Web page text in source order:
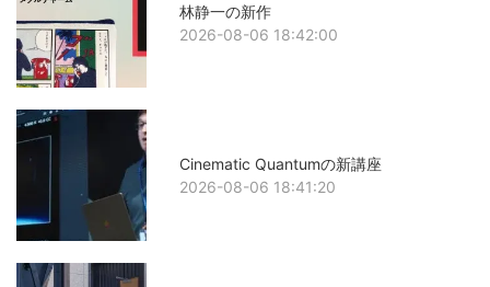
林静一の新作
2026-08-06 18:42:00
Cinematic Quantumの新講座
2026-08-06 18:41:20